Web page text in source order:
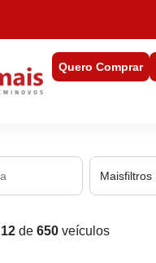
Quero Comprar
Maisfiltros
12 de 650 veículos